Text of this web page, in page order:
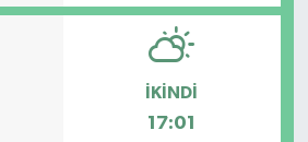
İKINDI
17:01